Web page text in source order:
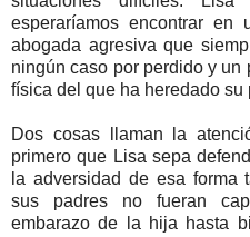
esperaríamos encontrar en
abogada agresiva que
ningún caso por perdido y un
física del que ha heredado su
Dos cosas llaman la
primero que Lisa sepa
la adversidad de esa forma
sus padres no fueran
embarazo de la hija hasta